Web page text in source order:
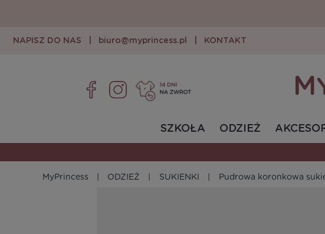
NAPISZ DO NAS biuro@myprincess.pl KONTAKT
SZKOŁA ODZIEŻ
MyPrincess ODZIEŻ SUKIENKI Pudrowa koronkowa